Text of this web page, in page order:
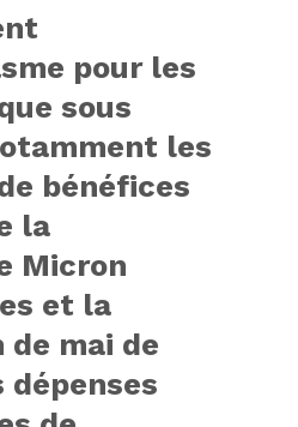
pour les
sous
les
bénéfices
la
Micron
et la
mai de
dépenses